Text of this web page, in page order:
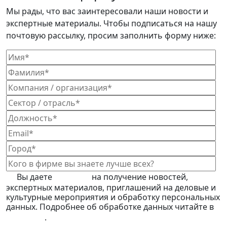
Мы рады, что вас заинтересовали наши новости и
экспертные материалы. Чтобы подписаться на нашу
почтовую рассылку, просим заполнить форму ниже:
Вы даете
на получение новостей,
экспертных материалов, приглашений на деловые и
культурные мероприятия и обработку персональных
данных. Подробнее об обработке данных читайте в
.